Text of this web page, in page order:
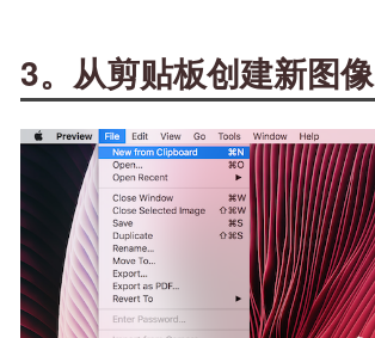
3。从剪贴板创建新图像